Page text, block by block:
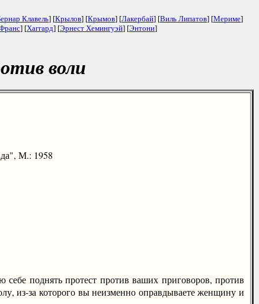
Клавель] [Крылов] [Крымов] [Лакербай] [Виль Липатов] [Мериме]
] [Хаггард] [Эрнест Хемингуэй] [Энтони]
воли
М.: 1958
поднять протест против ваших приговоров, против
из-за которого вы неизменно оправдываете женщину и